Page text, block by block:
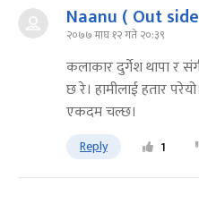
Naanu ( Out
२०७७ माघ १२ गते २०:३९
कलाकार दुर्गेश थापा र
छ रे। हामीलाई हतार
एकदम चल्छ।
Reply 1